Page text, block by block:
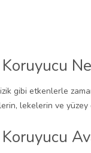
gibi etkenlerle
lekelerin ve yüzey